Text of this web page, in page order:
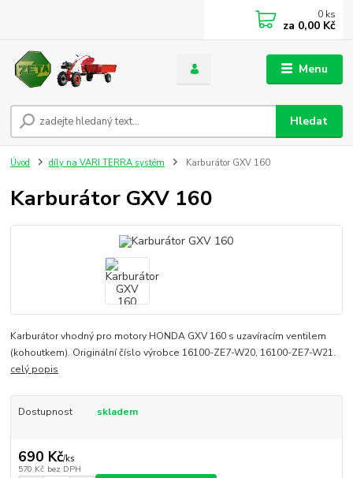
Menu
Hledat
0 ks
za 0,00 Kč
Úvod díly na VARI TERRA systém Karburátor GXV 160
Karburátor GXV 160
Karburátor vhodný pro motory HONDA GXV 160 s uzavíracím ventilem
(kohoutkem). Originální číslo výrobce 16100-ZE7-W20, 16100-ZE7-W21.
celý popis
Dostupnost skladem
690 Kč/ks
570 Kč bez DPH